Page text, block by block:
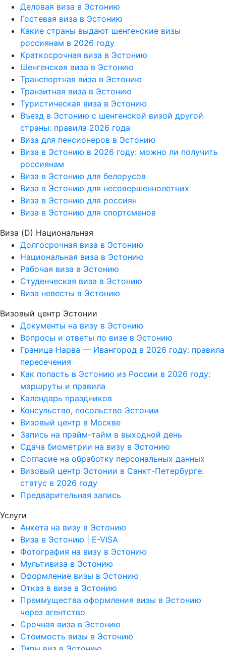
Деловая виза в Эстонию
Гостевая виза в Эстонию
Какие страны выдают шенгенские визы
россиянам в 2026 году
Краткосрочная виза в Эстонию
Шенгенская виза в Эстонию
Транспортная виза в Эстонию
Транзитная виза в Эстонию
Туристическая виза в Эстонию
Въезд в Эстонию с шенгенской визой другой
страны: правила 2026 года
Виза для пенсионеров в Эстонию
Виза в Эстонию в 2026 году: можно ли получить
россиянам
Виза в Эстонию для белорусов
Виза в Эстонию для несовершеннолетних
Виза в Эстонию для россиян
Виза в Эстонию для спортсменов
Виза (D) Национальная
Долгосрочная виза в Эстонию
Национальная виза в Эстонию
Рабочая виза в Эстонию
Студенческая виза в Эстонию
Виза невесты в Эстонию
Визовый центр Эстонии
Документы на визу в Эстонию
Вопросы и ответы по визе в Эстонию
Граница Нарва — Ивангород в 2026 году: правила
пересечения
Как попасть в Эстонию из России в 2026 году:
маршруты и правила
Календарь праздников
Консульство, посольство Эстонии
Визовый центр в Москве
Запись на прайм-тайм в выходной день
Сдача биометрии на визу в Эстонию
Согласие на обработку персональных данных
Визовый центр Эстонии в Санкт-Петербурге:
статус в 2026 году
Предварительная запись
Услуги
Анкета на визу в Эстонию
Виза в Эстонию | E-VISA
Фотография на визу в Эстонию
Мультивиза в Эстонию
Оформление визы в Эстонию
Отказ в визе в Эстонию
Преимущества оформления визы в Эстонию
через агентство
Срочная виза в Эстонию
Стоимость визы в Эстонию